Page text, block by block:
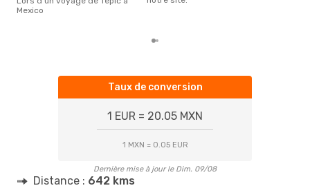
Mexico
Taux de conversion
1 EUR = 20.05 MXN
1 MXN = 0.05 EUR
Dernière mise à jour le Dim. 09/08
Distance : 642 kms